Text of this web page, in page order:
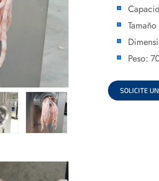
Peso:
SOLICITE